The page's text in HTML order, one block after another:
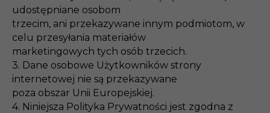
udostępniane osobom
trzecim, ani przekazywane innym podmiotom, w
celu przesyłania materiałów
marketingowych tych osób trzecich.
3. Dane osobowe Użytkowników strony
internetowej nie są przekazywane
poza obszar Unii Europejskiej.
4. Niniejsza Polityka Prywatności jest zgodna z